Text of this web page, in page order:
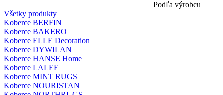
Podľa výrobcu
Všetky produkty
Koberce BERFIN
Koberce BAKERO
Koberce ELLE Decoration
Koberce DYWILAN
Koberce HANSE Home
Koberce LALEE
Koberce MINT RUGS
Koberce NOURISTAN